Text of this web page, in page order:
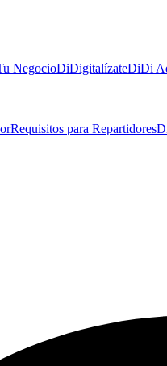
NegocioDiDigitalízateDiDi
Requisitos para Repartidores